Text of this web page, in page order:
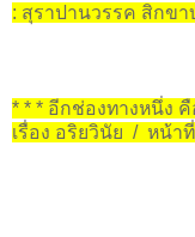
: สุราปานวรรค สิกขา
* * * อีกช่องทางหนึ่ง
เรื่อง อริยวินัย / หน้าที่